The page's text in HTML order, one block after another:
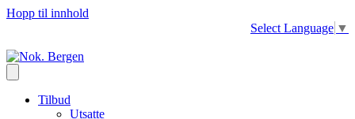
Hopp til innhold
Select Language ▼
Tilbud
Utsatte